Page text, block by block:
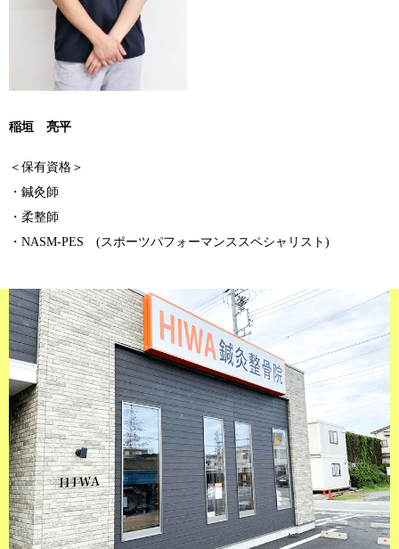
稲垣 亮平
＜保有資格＞
・鍼灸師
・柔整師
・NASM-PES (スポーツパフォーマンススペシャリスト)